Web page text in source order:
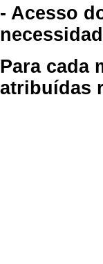
- Acesso
Para cada
atribuídas